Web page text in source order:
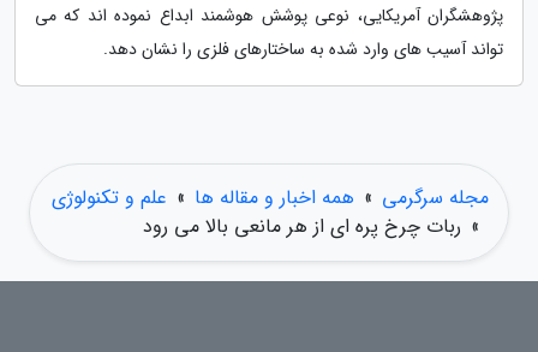
پژوهشگران آمریکایی، نوعی پوشش هوشمند ابداع نموده اند که می
تواند آسیب های وارد شده به ساختارهای فلزی را نشان دهد.
مجله سرگرمی » همه اخبار و مقاله ها » علم و تکنولوژی
» ربات چرخ پره ای از هر مانعی بالا می رود